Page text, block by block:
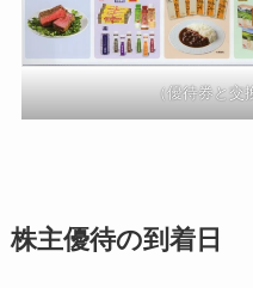
（優待券と交
株主優待の到着日